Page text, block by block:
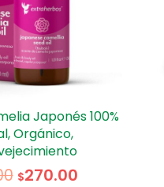
Japonés 100%
Orgánico,
$270.00